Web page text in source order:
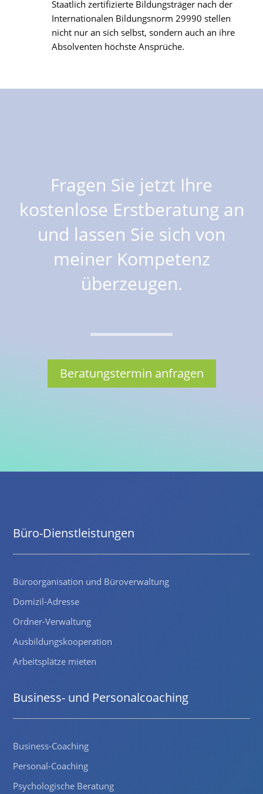
Staatlich zertifizierte Bildungsträger nach der
Internationalen Bildungsnorm 29990 stellen
nicht nur an sich selbst, sondern auch an ihre
Absolventen höchste Ansprüche.
Fragen Sie jetzt Ihre
kostenlose Erstberatung an
und lassen Sie sich von
meiner Kompetenz
überzeugen.
Beratungstermin anfragen
Büro-Dienstleistungen
Büroorganisation und Büroverwaltung
Domizil-Adresse
Ordner-Verwaltung
Ausbildungskooperation
Arbeitsplätze mieten
Business- und Personalcoaching
Business-Coaching
Personal-Coaching
Psychologische Beratung